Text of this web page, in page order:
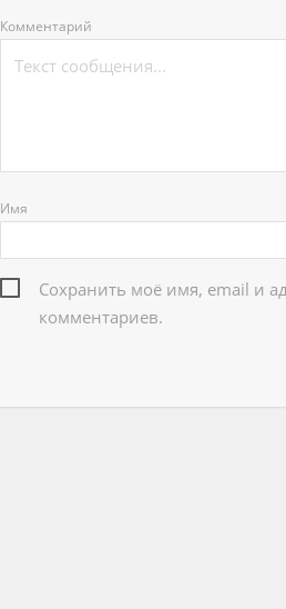
Комментарий
Имя
Сохранить моё имя, email и
комментариев.